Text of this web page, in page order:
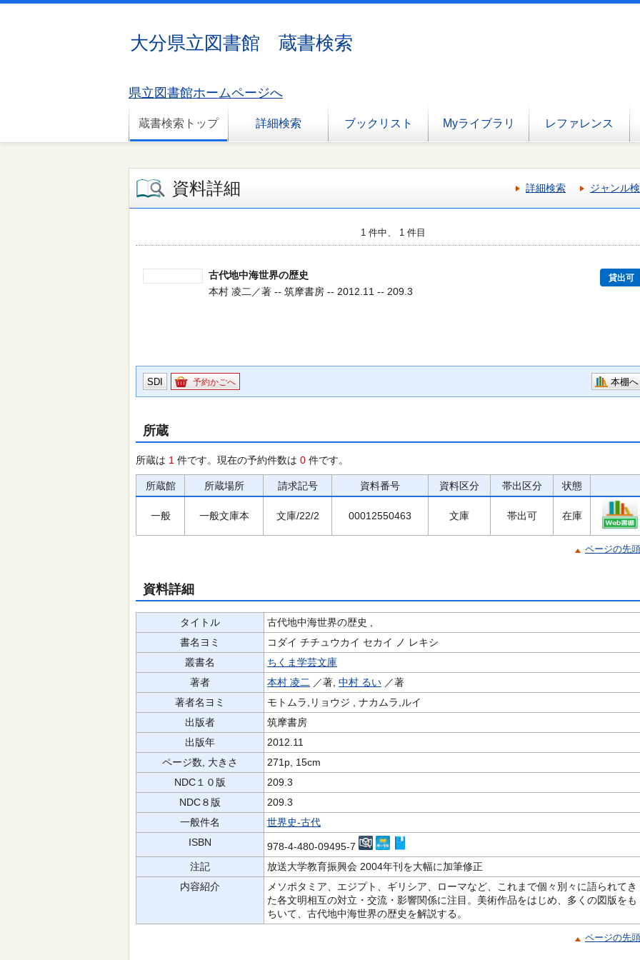
大分県立図書館 蔵書検索
県立図書館ホームページへ
蔵書検索トップ 詳細検索 ブックリスト Myライブラリ レファレンス
資料詳細 詳細検索 ジャンル
1 件中、 1 件目
古代地中海世界の歴史 貸出可
本村 凌二／著 -- 筑摩書房 -- 2012.11 -- 209.3
SDI 予約かごへ 本棚へ
所蔵
所蔵は 1 件です。現在の予約件数は 0 件です。
所蔵館 所蔵場所 請求記号 資料番号 資料区分 帯出区分 状態
一般 一般文庫本 文庫/22/2 00012550463 文庫 帯出可 在庫
ページの先
資料詳細
タイトル
古代地中海世界の歴史 ,
書名ヨミ
コダイ チチュウカイ セカイ ノ レキシ
叢書名
ちくま学芸文庫
著者
本村 凌二 ／著, 中村 るい ／著
著者名ヨミ
モトムラ,リョウジ , ナカムラ,ルイ
出版者
筑摩書房
出版年
2012.11
ページ数, 大きさ
271p, 15cm
NDC１０版
209.3
NDC８版
209.3
一般件名
世界史-古代
ISBN
978-4-480-09495-7
注記
放送大学教育振興会 2004年刊を大幅に加筆修正
内容紹介
メソポタミア、エジプト、ギリシア、ローマなど、これまで個々別々に語られてき
た各文明相互の対立・交流・影響関係に注目。美術作品をはじめ、多くの図版をも
ちいて、古代地中海世界の歴史を解説する。
ページの先